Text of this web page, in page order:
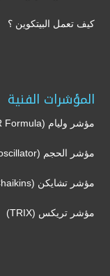
كيف تعمل البيتكوين ؟
المؤشرات الفنية
مؤشر وليام (William’s %R Formula)
مؤشر الحجم (Volume oscillator)
مؤشر تشايكن (Volatility Chaikins)
مؤشر تريكس (TRIX)